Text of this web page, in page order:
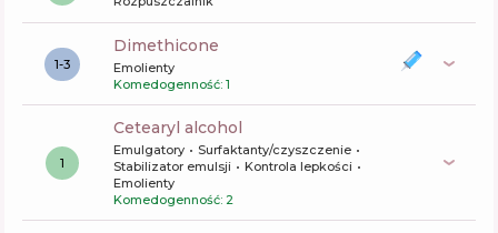
1-3
dimethicone
Emolienty
Komedogenność: 1
1
cetearyl alcohol
Emulgatory
Surfaktanty/czyszczenie
Stabilizator emulsji
Kontrola lepkości
Emolienty
Komedogenność: 2